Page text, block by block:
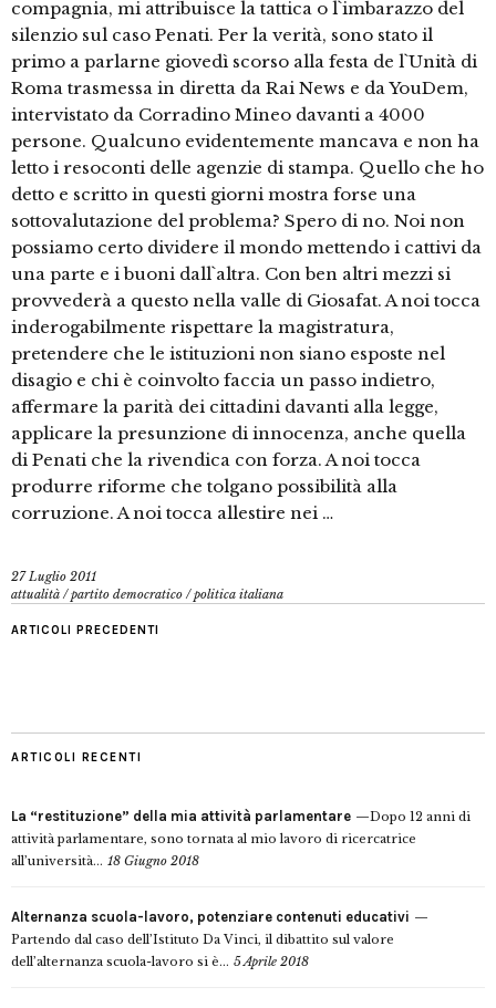
compagnia, mi attribuisce la tattica o l`imbarazzo del
silenzio sul caso Penati. Per la verità, sono stato il
primo a parlarne giovedì scorso alla festa de l`Unità di
Roma trasmessa in diretta da Rai News e da YouDem,
intervistato da Corradino Mineo davanti a 4000
persone. Qualcuno evidentemente mancava e non ha
letto i resoconti delle agenzie di stampa. Quello che ho
detto e scritto in questi giorni mostra forse una
sottovalutazione del problema? Spero di no. Noi non
possiamo certo dividere il mondo mettendo i cattivi da
una parte e i buoni dall`altra. Con ben altri mezzi si
provvederà a questo nella valle di Giosafat. A noi tocca
inderogabilmente rispettare la magistratura,
pretendere che le istituzioni non siano esposte nel
disagio e chi è coinvolto faccia un passo indietro,
affermare la parità dei cittadini davanti alla legge,
applicare la presunzione di innocenza, anche quella
di Penati che la rivendica con forza. A noi tocca
produrre riforme che tolgano possibilità alla
corruzione. A noi tocca allestire nei …
27 Luglio 2011
attualità /partito democratico /politica italiana
ARTICOLI PRECEDENTI
ARTICOLI RECENTI
La “restituzione” della mia attività parlamentare
Dopo 12 anni di
attività parlamentare, sono tornata al mio lavoro di ricercatrice
all’università... 18 Giugno 2018
Alternanza scuola-lavoro, potenziare contenuti educativi
Partendo dal caso dell’Istituto Da Vinci, il dibattito sul valore
dell’alternanza scuola-lavoro si è... 5 Aprile 2018